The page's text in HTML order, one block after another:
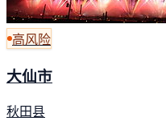
高风险
大仙市
秋田县